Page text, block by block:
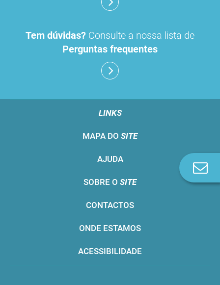
Tem dúvidas? Consulte a nossa lista de
Perguntas frequentes
LINKS
MAPA DO SITE
AJUDA
SOBRE O SITE
CONTACTOS
ONDE ESTAMOS
ACESSIBILIDADE